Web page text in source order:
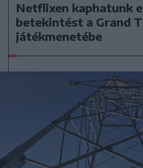
Netflixen kaphatunk
betekintést a Grand
játékmenetébe